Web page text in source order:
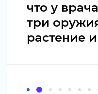
что у
три
растение и